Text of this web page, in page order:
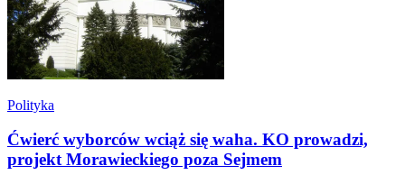
Polityka
Ćwierć wyborców wciąż się waha. KO prowadzi,
projekt Morawieckiego poza Sejmem